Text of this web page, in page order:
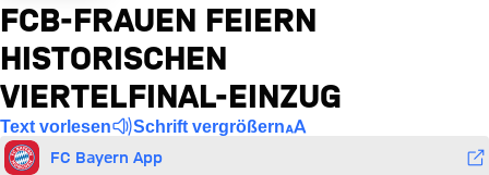
FCB-FRAUEN FEIERN
HISTORISCHEN
VIERTELFINAL-EINZUG
Text vorlesen Schrift vergrößern
FC Bayern App